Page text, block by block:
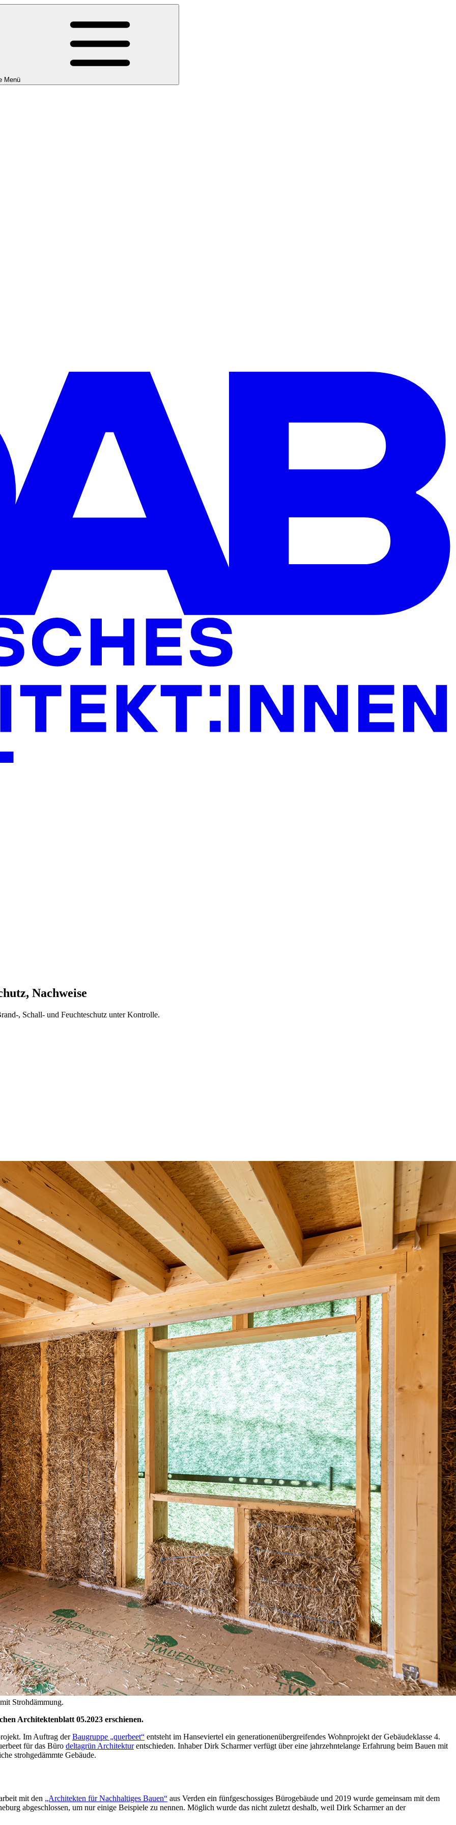
Menü
Nachweise
, Schall- und Feuchteschutz unter Kontrolle.
Strohdämmung.
Architektenblatt 05.2023 erschienen.
Im Auftrag derBaugruppe „querbeet“ entsteht im Hanse­viertel ein generationenübergreifendes Wohnprojekt der Gebäudeklasse 4.
für das Büro deltagrün Architekturentschieden. Inhaber Dirk Scharmer verfügt über eine jahrzehntelange Erfahrung beim Bauen mit
strohgedämmte Gebäude.
mit den „Architekten für Nachhaltiges Bauen“ aus Verden ein fünfgeschossiges Bürogebäude und 2019 wurde gemeinsam mit dem
abgeschlossen, um nur einige Beispiele zu nennen. Möglich wurde das nicht zuletzt deshalb, weil Dirk Scharmer an der